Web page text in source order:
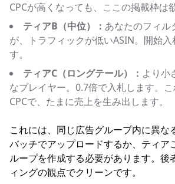
CPCが高くなっても、ここの掲載枠は
ティアB（中位）： あなたのフィル
が、トラフィックが低いASIN。開始入
す。
ティアC（ロングテール）： より小
なプレイヤー。0.7倍で入札します。
CPCで、たまに売上を生み出します。
これには、同じ広告グループ内に異な
バッチでアップロードするか、ティア
ループを作成する必要があります。後
ィングの観点でクリーンです。